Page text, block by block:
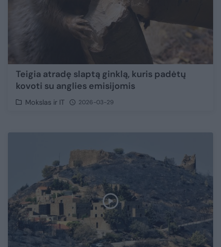
Teigia atradę slaptą ginklą, kuris padėtų
kovoti su anglies emisijomis
Mokslas ir IT 2026-03-29